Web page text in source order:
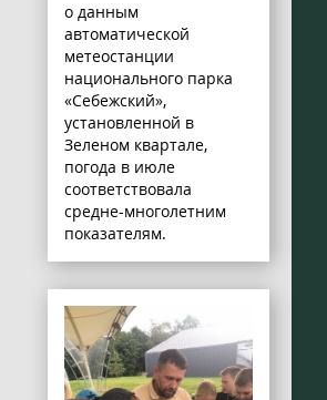
о данным
автоматической
метеостанции
национального парка
«Себежский»,
установленной в
Зеленом квартале,
погода в июле
соответствовала
средне-многолетним
показателям.